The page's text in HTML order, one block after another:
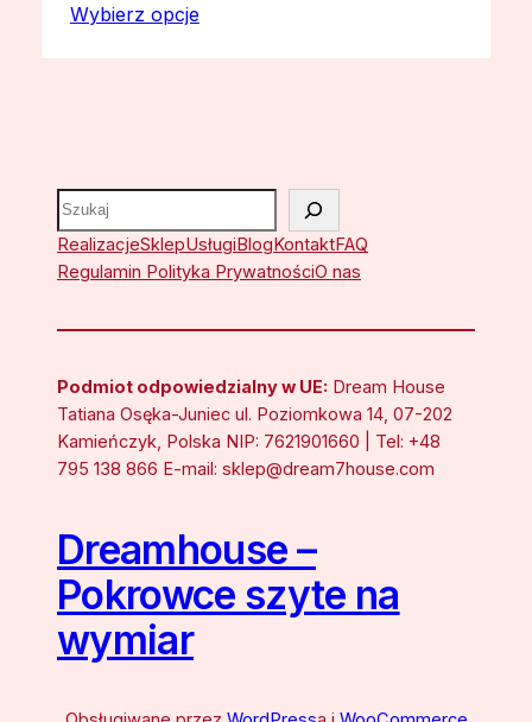
Wybierz opcje
Szukaj
RealizacjeSklepUsługiBlogKontaktFAQ
Regulamin Polityka PrywatnościO nas
Podmiot odpowiedzialny w UE: Dream House
Tatiana Osęka-Juniec ul. Poziomkowa 14, 07-202
Kamieńczyk, Polska NIP: 7621901660 | Tel: +48
795 138 866 E-mail: sklep@dream7house.com
Dreamhouse –
Pokrowce szyte na
wymiar